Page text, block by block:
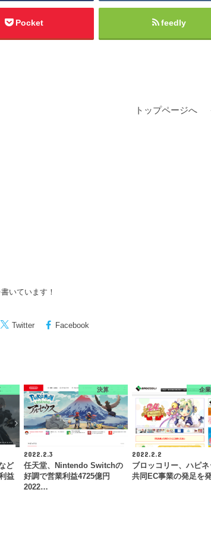
Pocket feedly
トップページへ
いています！
Twitter Facebook
ど
益
決算
2022.2.3
任天堂、Nintendo Switchの
好調で営業利益4725億円
2022…
企
2022.2.2
ブロッコリー、ハピネ
共同EC事業の発足を